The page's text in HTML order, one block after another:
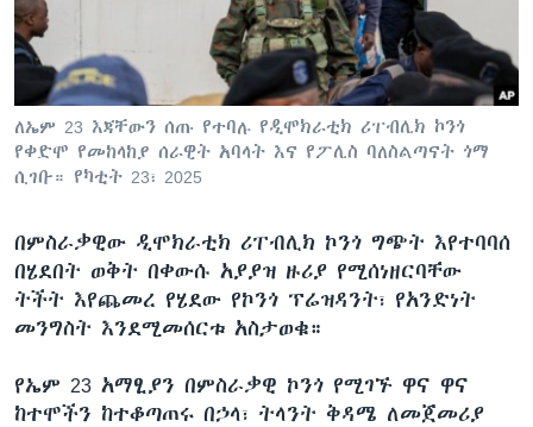
ቋንቋዎች
ለኤም 23 እጃቸውን ሰጡ የተባሉ የዲሞክራቲክ ሪፐብሊክ ኮንጎ
የቀድሞ የመከላከያ ሰራዊት አባላት እና የፖሊስ ባለስልጣናት ጎማ
ሲገቡ። የካቲት 23፣ 2025
በምስራቃዊው ዲሞክራቲክ ሪፐብሊክ ኮንጎ ግጭት እየተባባሰ
በሄደበት ወቅት በቀውሱ አያያዝ ዙሪያ የሚሰነዘርባቸው
ትችት እየጨመረ የሄደው የኮንጎ ፕሬዝዳንት፣ የአንድነት
መንግስት እንደሚመሰርቱ አስታወቁ።
የኤም 23 አማፂያን በምስራቃዊ ኮንጎ የሚገኙ ዋና ዋና
ከተሞችን ከተቆጣጠሩ በኃላ፣ ትላንት ቅዳሜ ለመጀመሪያ